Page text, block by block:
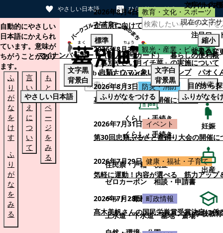
やさしい日本語 ひらがなをつける
本文へスキップする
自動的にやさしい
日本語にかえられ
ています。意味が
ちがうことがあり
ます。
ふ
り
が
な
を
け
す
ふ
り
が
な
を
み
る
言
い
替
え
に
つ
い
て
も
と
の
ペ
ー
ジ
を
み
る
検索
くらし・手続き
くらし・手続き
住民票・戸籍
税金
ゼロカーボン
相談・申請書
ペット・動植物
ごみ
上水道・下水道
墓地・斎場
2026年8月4日 教育・文化・スポーツ
企画展に向けて：安東ウメ子さんとの思
2026年8月3日 観光・産業・ビジネス
「幕別やさい月イチ菜」の実施について
2026年8月3日 防災・消防
幕別町防災フェアの開催について
2026年7月31日 イベント
第30回忠類ふるさと盆踊り大会の開催に
2026年7月29日 健康・福祉・子育て
気軽に運動！内容が選べる 筋力アップ
2026年7月28日 町政情報
髙木美帆さんの国民栄誉賞受賞決定に係
サイト内
注目ワー
マイナンバーカード（個人番号カード）
暮らしの便利帳
忠類ナウマン象LINEスタンプ
パオく
目的から
妊娠
出産
学校教育
文字サイズ
現在の文字
標準
縮小
背景色変
文字黒
背景白
文字白
背景黒
やさしい日本語
ふりがなをつける ふりがなを